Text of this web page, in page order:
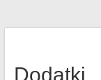
Dodatki